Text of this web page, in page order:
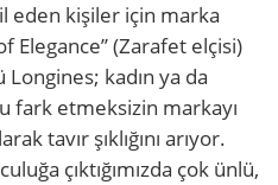
eden kişiler için marka
Elegance’’ (Zarafet elçisi)
kadın ya da
fark etmeksizin markayı
tavır şıklığını arıyor.
çıktığımızda çok ünlü,